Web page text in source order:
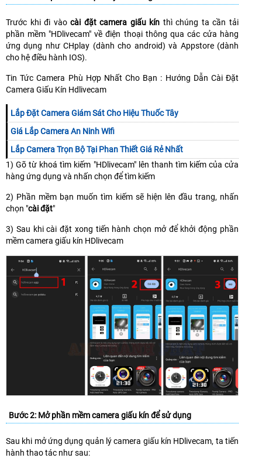
Trước khi đi vàocài đặt camera giấu kín thì chúng ta cần tải
phần mềm "HDlivecam" về điện thoại thông qua các cửa hàng
ứng dụng như CHplay (dành cho android) và Appstore (dành
cho hệ điều hành IOS).
Tin Tức Camera Phù Hợp Nhất Cho Bạn : Hướng Dẫn Cài Đặt
Camera Giấu Kín Hdlivecam
Lắp Đặt Camera Giám Sát Cho Hiệu Thuốc Tây
Giá Lắp Camera An Ninh Wifi
Lắp Camera Trọn Bộ Tại Phan Thiết Giá Rẻ Nhất
1) Gõ từ khoá tìm kiếm "HDlivecam" lên thanh tìm kiếm của cửa
hàng ứng dụng và nhấn chọn để tìm kiếm
2) Phần mềm bạn muốn tìm kiếm sẽ hiện lên đầu trang, nhấn
chọn "cài đặt"
3) Sau khi cài đặt xong tiến hành chọn mở để khởi động phần
mềm camera giấu kín HDlivecam
Bước 2: Mở phần mềm camera giấu kín để sử dụng
Sau khi mở ứng dụng quản lý camera giấu kín HDlivecam, ta tiến
hành thao tác như sau: